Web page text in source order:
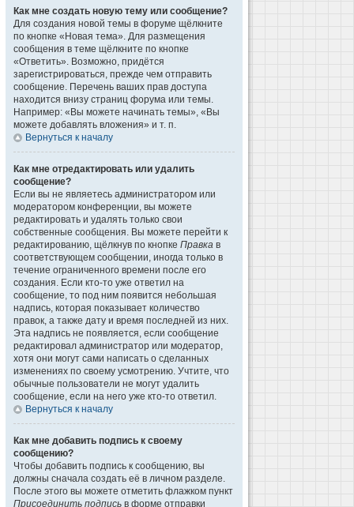
Как мне создать новую тему или сообщение?
Для создания новой темы в форуме щёлкните
по кнопке «Новая тема». Для размещения
сообщения в теме щёлкните по кнопке
«Ответить». Возможно, придётся
зарегистрироваться, прежде чем отправить
сообщение. Перечень ваших прав доступа
находится внизу страниц форума или темы.
Например: «Вы можете начинать темы», «Вы
можете добавлять вложения» и т. п.
Вернуться к началу
Как мне отредактировать или удалить
сообщение?
Если вы не являетесь администратором или
модератором конференции, вы можете
редактировать и удалять только свои
собственные сообщения. Вы можете перейти к
редактированию, щёлкнув по кнопке Правка в
соответствующем сообщении, иногда только в
течение ограниченного времени после его
создания. Если кто-то уже ответил на
сообщение, то под ним появится небольшая
надпись, которая показывает количество
правок, а также дату и время последней из них.
Эта надпись не появляется, если сообщение
редактировал администратор или модератор,
хотя они могут сами написать о сделанных
изменениях по своему усмотрению. Учтите, что
обычные пользователи не могут удалить
сообщение, если на него уже кто-то ответил.
Вернуться к началу
Как мне добавить подпись к своему
сообщению?
Чтобы добавить подпись к сообщению, вы
должны сначала создать её в личном разделе.
После этого вы можете отметить флажком пункт
Присоединить подпись в форме отправки